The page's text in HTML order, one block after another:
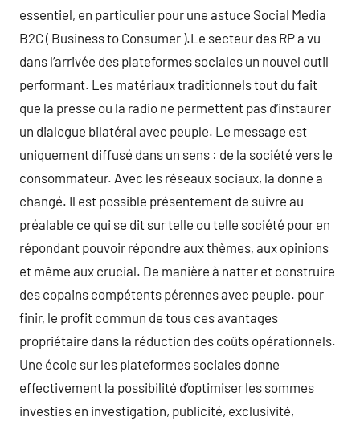
essentiel, en particulier pour une astuce Social Media
B2C ( Business to Consumer ).Le secteur des RP a vu
dans l’arrivée des plateformes sociales un nouvel outil
performant. Les matériaux traditionnels tout du fait
que la presse ou la radio ne permettent pas d’instaurer
un dialogue bilatéral avec peuple. Le message est
uniquement diffusé dans un sens : de la société vers le
consommateur. Avec les réseaux sociaux, la donne a
changé. Il est possible présentement de suivre au
préalable ce qui se dit sur telle ou telle société pour en
répondant pouvoir répondre aux thèmes, aux opinions
et même aux crucial. De manière à natter et construire
des copains compétents pérennes avec peuple. pour
finir, le profit commun de tous ces avantages
propriétaire dans la réduction des coûts opérationnels.
Une école sur les plateformes sociales donne
effectivement la possibilité d’optimiser les sommes
investies en investigation, publicité, exclusivité,